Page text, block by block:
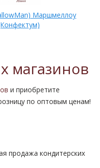
Маршмеллоу
магазинов
и приобретите
по оптовым ценам!
продажа кондитерских